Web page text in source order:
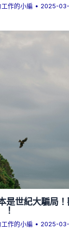
工作的小編 • 2025-
是世紀大騙局
！
工作的小編 • 2025-